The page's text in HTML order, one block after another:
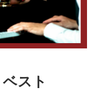
スト